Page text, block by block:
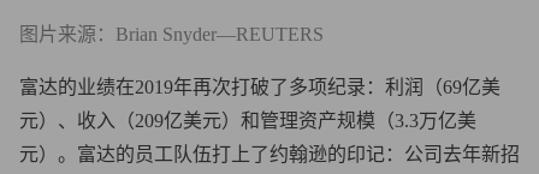
图片来源：Brian Snyder—REUTERS
富达的业绩在2019年再次打破了多项纪录：利润（69亿美
元）、收入（209亿美元）和管理资产规模（3.3万亿美
元）。富达的员工队伍打上了约翰逊的印记：公司去年新招